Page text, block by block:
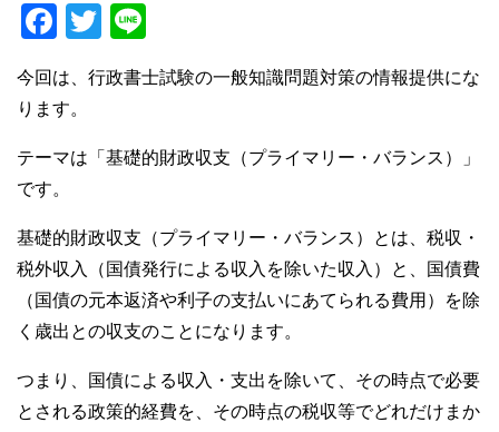
F
c
e
b
o
o
k
T
wi
tt
n
e
今回は、行政書士試験の一般知識問題対策の情報提供にな
ります。
テーマは「基礎的財政収支（プライマリー・バランス）」
です。
基礎的財政収支（プライマリー・バランス）とは、税収・
税外収入（国債発行による収入を除いた収入）と、国債費
（国債の元本返済や利子の支払いにあてられる費用）を除
く歳出との収支のことになります。
つまり、国債による収入・支出を除いて、その時点で必要
とされる政策的経費を、その時点の税収等でどれだけまか